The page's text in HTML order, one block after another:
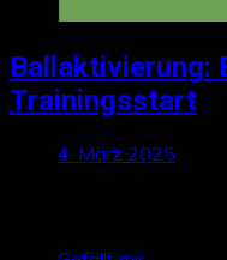
Ballaktivierung:
Trainingsstart
4. März 2025